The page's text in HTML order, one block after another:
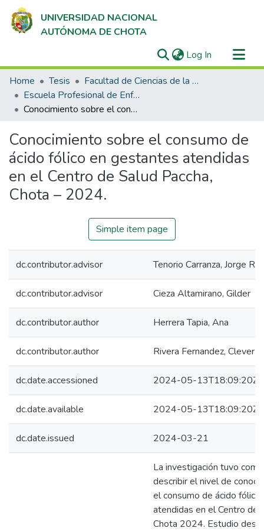
UNIVERSIDAD NACIONAL
AUTÓNOMA DE CHOTA
Log In (current)
Communities & Collections
All of DSpace
Statistics
Home Tesis
Facultad de Ciencias de la Salud
Escuela Profesional de Enfermería
Conocimiento sobre el consumo de ácido fólico en gestantes atendidas en el Centro de Salud Paccha, Chota – 2024.
Conocimiento sobre el consumo de
ácido fólico en gestantes atendidas
en el Centro de Salud Paccha,
Chota – 2024.
Simple item page
dc.contributor.advisor Tenorio Carranza, Jorge
dc.contributor.advisor Cieza Altamirano, Gilder
dc.contributor.author Herrera Tapia, Ana
dc.contributor.author Rivera Fernandez, Clever
dc.date.accessioned 2024-05-13T18:09:20Z
dc.date.available 2024-05-13T18:09:20Z
dc.date.issued 2024-03-21
La investigación tuvo
describir el nivel de
el consumo de ácido
atendidas en el Centro de
Chota 2024. Estudio